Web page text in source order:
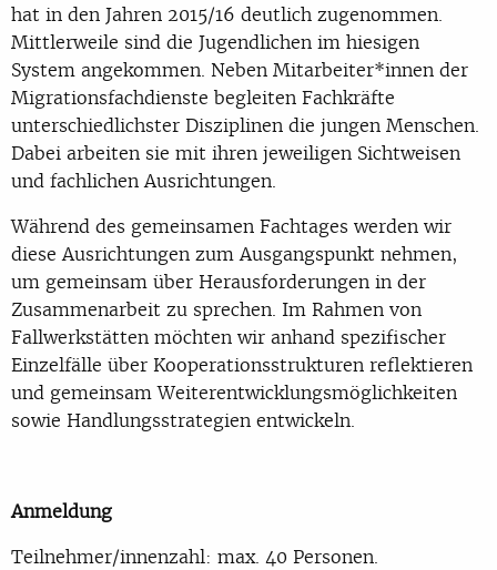
hat in den Jahren 2015/16 deutlich zugenommen.
Mittlerweile sind die Jugendlichen im hiesigen
System angekommen. Neben Mitarbeiter*innen der
Migrationsfachdienste begleiten Fachkräfte
unterschiedlichster Disziplinen die jungen Menschen.
Dabei arbeiten sie mit ihren jeweiligen Sichtweisen
und fachlichen Ausrichtungen.
Während des gemeinsamen Fachtages werden wir
diese Ausrichtungen zum Ausgangspunkt nehmen,
um gemeinsam über Herausforderungen in der
Zusammenarbeit zu sprechen. Im Rahmen von
Fallwerkstätten möchten wir anhand spezifischer
Einzelfälle über Kooperationsstrukturen reflektieren
und gemeinsam Weiterentwicklungsmöglichkeiten
sowie Handlungsstrategien entwickeln.
Anmeldung
Teilnehmer/innenzahl: max. 40 Personen.